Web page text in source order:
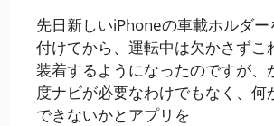
先日新しいiPhoneの車載ホルダー
付けてから、運転中は欠かさずこ
装着するようになったのですが、
度ナビが必要なわけでもなく、何
できないかとアプリを